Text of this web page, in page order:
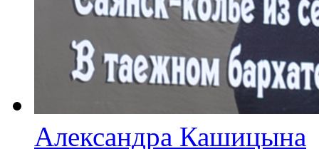
Александра Кашицына